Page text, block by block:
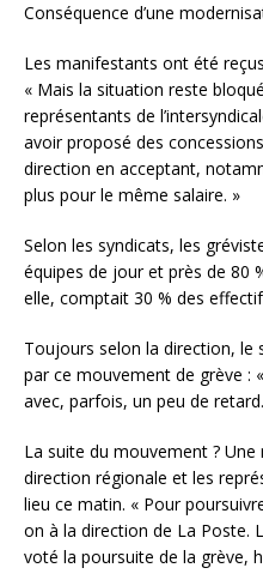
Conséquence d’une
Les manifestants ont été
« Mais la situation reste
représentants de
avoir proposé des
direction en acceptant,
plus pour le même salaire. »
Selon les syndicats, les
équipes de jour et près de 80
elle, comptait 30 % des
Toujours selon la direction, le
par ce mouvement de grève :
avec, parfois, un peu de
La suite du mouvement ?
direction régionale et les
lieu ce matin. « Pour
on à la direction de La Poste.
voté la poursuite de la grève,